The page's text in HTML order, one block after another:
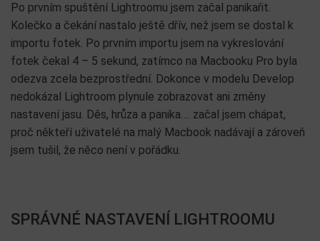
Po prvním spuštění Lightroomu jsem začal panikařit.
Kolečko a čekání nastalo ještě dřív, než jsem se dostal k
importu fotek. Po prvním importu jsem na vykreslování
fotek čekal 4 – 5 sekund, zatímco na Macbooku Pro byla
odezva zcela bezprostřední. Dokonce v modelu Develop
nedokázal Lightroom plynule zobrazovat ani změny
nastavení jasu. Děs, hrůza a panika…. začal jsem chápat,
proč někteří uživatelé na malý Macbook nadávají a zároveň
jsem tušil, že něco není v pořádku.
SPRÁVNÉ NASTAVENÍ LIGHTROOMU